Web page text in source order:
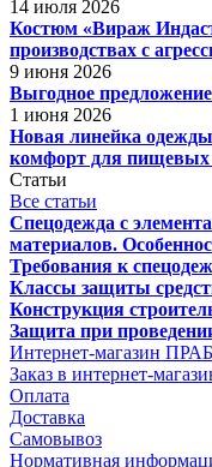
14 июля 2026
Костюм «Вираж
производствах с
9 июня 2026
Выгодное
1 июня 2026
Новая линейка
комфорт для пищевых
Статьи
Все статьи
Спецодежда с
материалов.
Требования к
Классы защиты
Конструкция
Защита при
Интернет-магазин
Заказ в интернет-
Оплата
Доставка
Самовывоз
Нормативная